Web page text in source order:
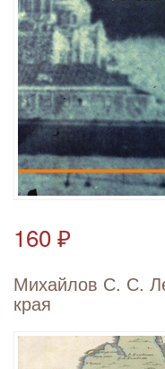
160 ₽
Михайлов С. С.
края